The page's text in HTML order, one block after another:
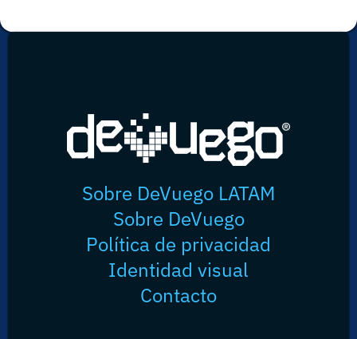
Sobre DeVuego LATAM
Sobre DeVuego
Política de privacidad
Identidad visual
Contacto